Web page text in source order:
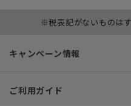
※税表記がないものは
キャンペーン情報
ご利用ガイド